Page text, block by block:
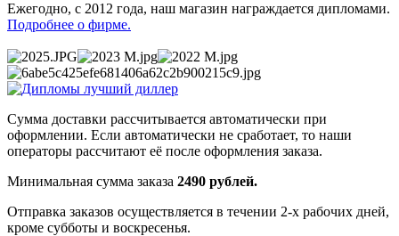
Ежегодно, с 2012 года, наш магазин награждается дипломами.
Подробнее о фирме.
Сумма доставки рассчитывается автоматически при
оформлении. Если автоматически не сработает, то наши
операторы рассчитают её после оформления заказа.
Минимальная сумма заказа 2490 рублей.
Отправка заказов осуществляется в течении 2-х рабочих дней,
кроме субботы и воскресенья.